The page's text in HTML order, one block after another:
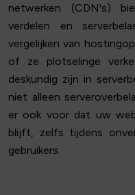
netwerken (CDN's)
verdelen en
vergelijken van
of ze plotselinge
deskundig zijn in
niet alleen
er ook voor dat uw
blijft, zelfs tijdens
gebruikers.